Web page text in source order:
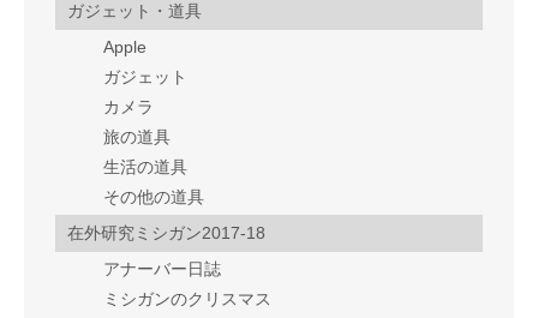
ガジェット・道具
Apple
ガジェット
カメラ
旅の道具
生活の道具
その他の道具
在外研究ミシガン2017-18
アナーバー日誌
ミシガンのクリスマス